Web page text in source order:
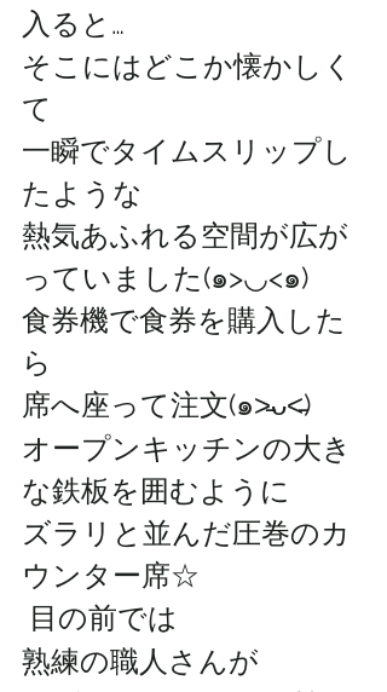
入ると…
そこにはどこか懐かしく
て
一瞬でタイムスリップし
たような
熱気あふれる空間が広が
っていました(๑>◡<๑)
食券機で食券を購入した
ら
席へ座って注文(๑˃̵ᴗ˂̵)
オープンキッチンの大き
な鉄板を囲むように
ズラリと並んだ圧巻のカ
ウンター席☆
目の前では
熟練の職人さんが